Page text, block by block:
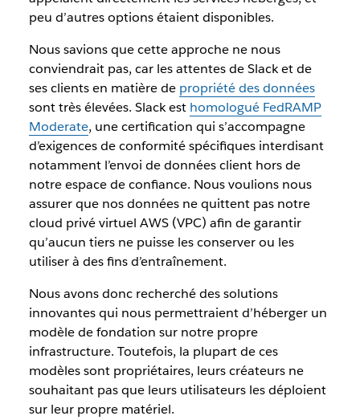
peu d’autres options étaient disponibles.
Nous savions que cette approche ne nous
conviendrait pas, car les attentes de Slack et de
ses clients en matière de propriété des données
sont très élevées. Slack est homologué FedRAMP
Moderate, une certification qui s’accompagne
d’exigences de conformité spécifiques interdisant
notamment l’envoi de données client hors de
notre espace de confiance. Nous voulions nous
assurer que nos données ne quittent pas notre
cloud privé virtuel AWS (VPC) afin de garantir
qu’aucun tiers ne puisse les conserver ou les
utiliser à des fins d’entraînement.
Nous avons donc recherché des solutions
innovantes qui nous permettraient d’héberger un
modèle de fondation sur notre propre
infrastructure. Toutefois, la plupart de ces
modèles sont propriétaires, leurs créateurs ne
souhaitant pas que leurs utilisateurs les déploient
sur leur propre matériel.